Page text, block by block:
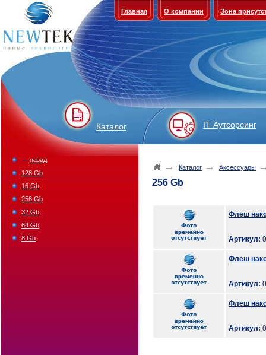
Главная О компании Зона
Каталог IT Аутсорсинг
→ Каталог → Аксессуары
256 Gb
Флеш
Артикул:
Флеш
Артикул:
Флеш
Артикул:
← назад
128 Gb
16 Gb
256 Gb
32 Gb
64 Gb
8 Gb